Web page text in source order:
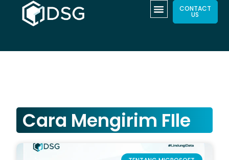
CONTACT
US
Cara Mengirim FIle